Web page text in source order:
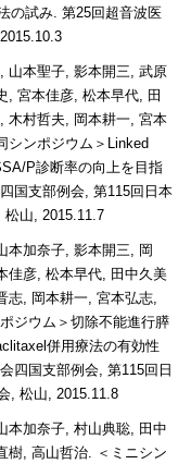
の試み. 第25回超音波医
山本聖子, 影本開三, 武原
, 宮本佳彦, 松本早代, 田
木村哲夫, 岡本耕一, 宮本
シンポジウム＞Linked
P診断率の向上を目指
国支部例会, 第115回日本
松山, 2015.11.7
本加奈子, 影本開三, 岡
彦, 松本早代, 田中久美
志, 岡本耕一, 宮本弘志,
ジウム＞切除不能進行膵
併用療法の有効性
四国支部例会, 第115回日
, 松山, 2015.11.8
加奈子, 村山典聡, 田中
, 高山哲治. ＜ミニシン